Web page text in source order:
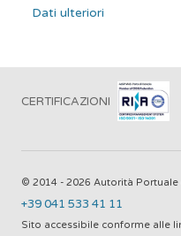
Dati ulteriori
CERTIFICAZIONI
© 2014 - 2026 Autorità Portuale
+39 041 533 41 11
Sito accessibile conforme alle